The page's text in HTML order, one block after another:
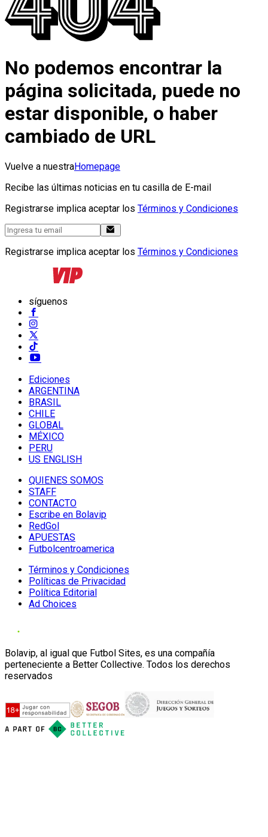
No podemos encontrar la
página solicitada, puede no
estar disponible, o haber
cambiado de URL
Vuelve a nuestraHomepage
Recibe las últimas noticias en tu casilla de E-mail
Registrarse implica aceptar los Términos y Condiciones
Registrarse implica aceptar los Términos y Condiciones
síguenos
Ediciones
ARGENTINA
BRASIL
CHILE
GLOBAL
MÉXICO
PERU
US ENGLISH
QUIENES SOMOS
STAFF
CONTACTO
Escribe en Bolavip
RedGol
APUESTAS
Futbolcentroamerica
Términos y Condiciones
Políticas de Privacidad
Política Editorial
Ad Choices
Bolavip, al igual que Futbol Sites, es una compañía
perteneciente a Better Collective. Todos los derechos
reservados